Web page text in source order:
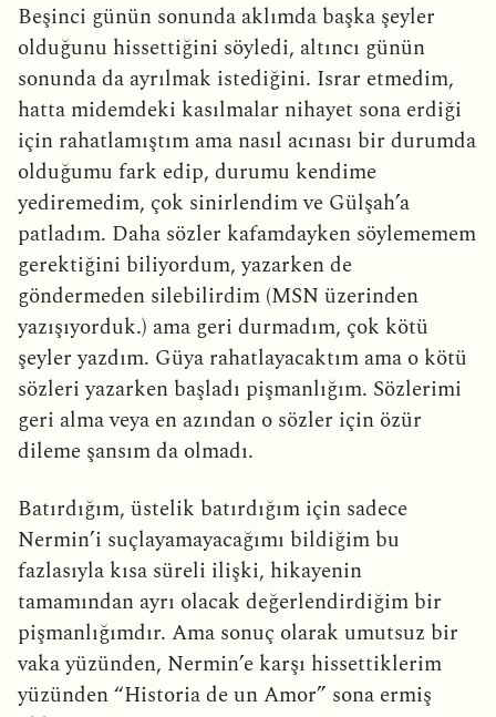
Beşinci günün sonunda aklımda başka şeyler
olduğunu hissettiğini söyledi, altıncı günün
sonunda da ayrılmak istediğini. Israr etmedim,
hatta midemdeki kasılmalar nihayet sona erdiği
için rahatlamıştım ama nasıl acınası bir durumda
olduğumu fark edip, durumu kendime
yediremedim, çok sinirlendim ve Gülşah’a
patladım. Daha sözler kafamdayken söylememem
gerektiğini biliyordum, yazarken de
göndermeden silebilirdim (MSN üzerinden
yazışıyorduk.) ama geri durmadım, çok kötü
şeyler yazdım. Güya rahatlayacaktım ama o kötü
sözleri yazarken başladı pişmanlığım. Sözlerimi
geri alma veya en azından o sözler için özür
dileme şansım da olmadı.
Batırdığım, üstelik batırdığım için sadece
Nermin’i suçlayamayacağımı bildiğim bu
fazlasıyla kısa süreli ilişki, hikayenin
tamamından ayrı olacak değerlendirdiğim bir
pişmanlığımdır. Ama sonuç olarak umutsuz bir
vaka yüzünden, Nermin’e karşı hissettiklerim
yüzünden “Historia de un Amor” sona ermiş